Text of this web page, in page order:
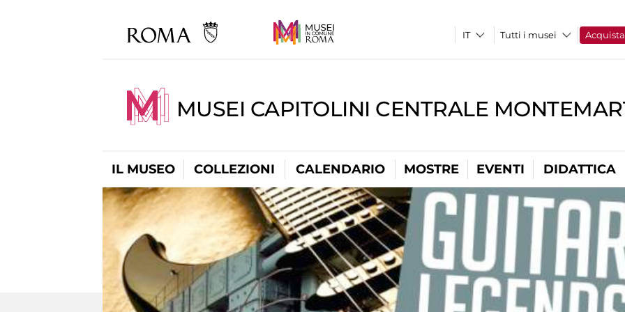
Tutti i musei Acquista
MUSEI CAPITOLINI CENTRALE
IL MUSEO COLLEZIONI CALENDARIO MOSTRE EVENTI DIDATTICA